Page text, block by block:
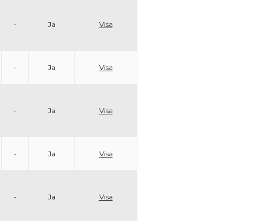
- Ja Visa
- Ja Visa
- Ja Visa
- Ja Visa
- Ja Visa